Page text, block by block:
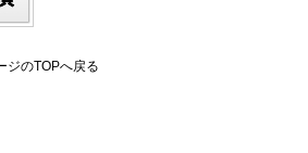
ジのTOPへ戻る